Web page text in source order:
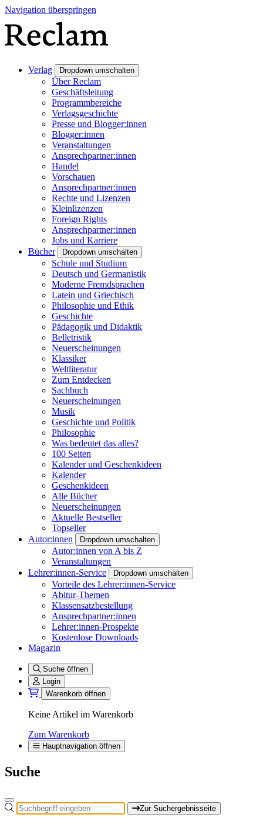
Navigation überspringen
Verlag Dropdown umschalten
Über Reclam
Geschäftsleitung
Programmbereiche
Verlagsgeschichte
Presse und Blogger:innen
Blogger:innen
Veranstaltungen
Ansprechpartner:innen
Handel
Vorschauen
Ansprechpartner:innen
Rechte und Lizenzen
Kleinlizenzen
Foreign Rights
Ansprechpartner:innen
Jobs und Karriere
Bücher
Dropdown umschalten
Schule und Studium
Deutsch und Germanistik
Moderne Fremdsprachen
Latein und Griechisch
Philosophie und Ethik
Geschichte
Pädagogik und Didaktik
Belletristik
Neuerscheinungen
Klassiker
Weltliteratur
Zum Entdecken
Sachbuch
Neuerscheinungen
Musik
Geschichte und Politik
Philosophie
Was bedeutet das alles?
100 Seiten
Kalender und Geschenkideen
Kalender
Geschenkideen
Alle Bücher
Neuerscheinungen
Aktuelle Bestseller
Topseller
Autor:innen
Dropdown umschalten
Autor:innen von A bis Z
Veranstaltungen
Lehrer:innen-Service
Dropdown umschalten
Vorteile des Lehrer:innen-Service
Abitur-Themen
Klassensatzbestellung
Ansprechpartner:innen
Lehrer:innen-Prospekte
Kostenlose Downloads
Magazin
Suche öffnen
Login
Warenkorb öffnen
Keine Artikel im Warenkorb
Zum Warenkorb
Hauptnavigation öffnen
Suche
Zur Suchergebnisseite